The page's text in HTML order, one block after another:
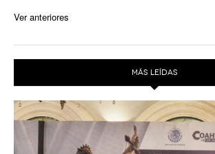
Ver anteriores
MÁS LEÍDAS